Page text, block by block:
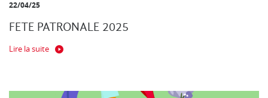
22/04/25
FETE PATRONALE 2025
Lire la suite